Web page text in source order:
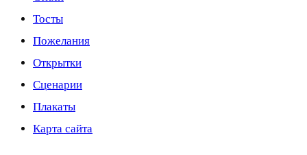
Тосты
Пожелания
Открытки
Сценарии
Плакаты
Карта сайта